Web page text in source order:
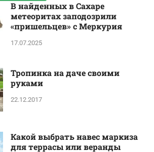
В найденных в Сахаре
метеоритах заподозрили
«пришельцев» с Меркурия
17.07.2025
Тропинка на даче своими
руками
22.12.2017
Какой выбрать навес маркиза
для террасы или веранды